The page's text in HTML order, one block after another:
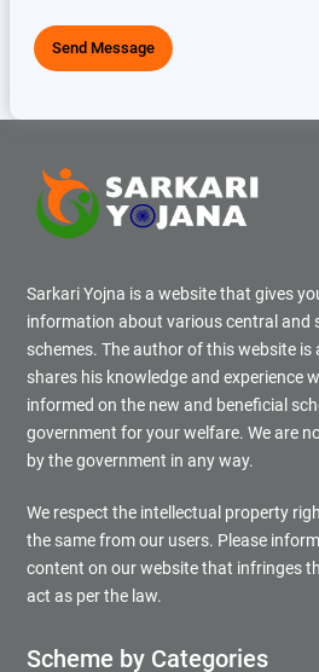
Send Message
Sarkari Yojna is a website that gives
information about various central and
schemes. The author of this website is
shares his knowledge and experience
informed on the new and beneficial
government for your welfare. We are
by the government in any way.
We respect the intellectual property
the same from our users. Please
content on our website that infringes
act as per the law.
Scheme by Categories